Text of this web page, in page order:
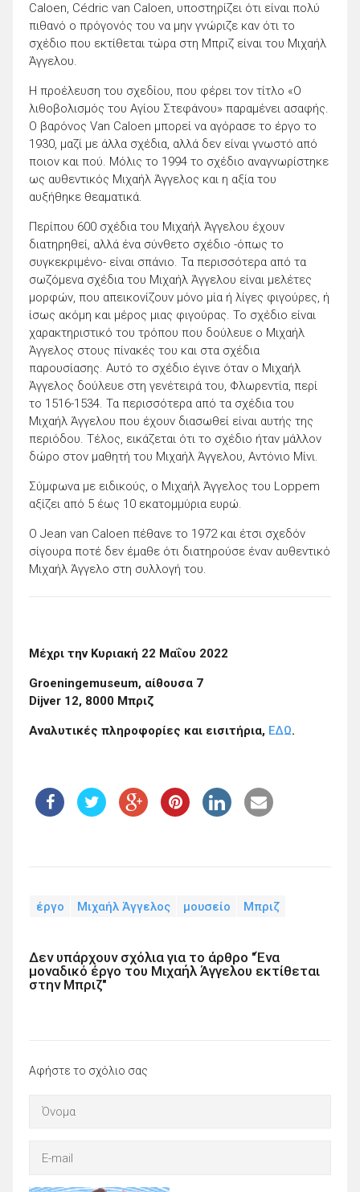
Caloen, Cédric van Caloen, υποστηρίζει ότι είναι πολύ
πιθανό ο πρόγονός του να μην γνώριζε καν ότι το
σχέδιο που εκτίθεται τώρα στη Μπριζ είναι του Μιχαήλ
Άγγελου.
Η προέλευση του σχεδίου, που φέρει τον τίτλο «Ο
λιθοβολισμός του Αγίου Στεφάνου» παραμένει ασαφής.
Ο βαρόνος Van Caloen μπορεί να αγόρασε το έργο το
1930, μαζί με άλλα σχέδια, αλλά δεν είναι γνωστό από
ποιον και πού. Μόλις το 1994 το σχέδιο αναγνωρίστηκε
ως αυθεντικός Μιχαήλ Άγγελος και η αξία του
αυξήθηκε θεαματικά.
Περίπου 600 σχέδια του Μιχαήλ Άγγελου έχουν
διατηρηθεί, αλλά ένα σύνθετο σχέδιο -όπως το
συγκεκριμένο- είναι σπάνιο. Τα περισσότερα από τα
σωζόμενα σχέδια του Μιχαήλ Άγγελου είναι μελέτες
μορφών, που απεικονίζουν μόνο μία ή λίγες φιγούρες, ή
ίσως ακόμη και μέρος μιας φιγούρας. Το σχέδιο είναι
χαρακτηριστικό του τρόπου που δούλευε ο Μιχαήλ
Άγγελος στους πίνακές του και στα σχέδια
παρουσίασης. Αυτό το σχέδιο έγινε όταν ο Μιχαήλ
Άγγελος δούλευε στη γενέτειρά του, Φλωρεντία, περί
το 1516-1534. Τα περισσότερα από τα σχέδια του
Μιχαήλ Άγγελου που έχουν διασωθεί είναι αυτής της
περιόδου. Τέλος, εικάζεται ότι το σχέδιο ήταν μάλλον
δώρο στον μαθητή του Μιχαήλ Άγγελου, Αντόνιο Μίνι.
Σύμφωνα με ειδικούς, ο Μιχαήλ Άγγελος του Loppem
αξίζει από 5 έως 10 εκατομμύρια ευρώ.
Ο Jean van Caloen πέθανε το 1972 και έτσι σχεδόν
σίγουρα ποτέ δεν έμαθε ότι διατηρούσε έναν αυθεντικό
Μιχαήλ Άγγελο στη συλλογή του.
Μέχρι την Κυριακή 22 Μαΐου 2022
Groeningemuseum, αίθουσα 7
Dijver 12, 8000 Μπριζ
Αναλυτικές πληροφορίες και εισιτήρια, ΕΔΩ.
έργο Μιχαήλ Άγγελος μουσείο Μπριζ
Δεν υπάρχουν σχόλια για το άρθρο "Ένα
μοναδικό έργο του Μιχαήλ Άγγελου εκτίθεται
στην Μπριζ"
Αφήστε το σχόλιο σας